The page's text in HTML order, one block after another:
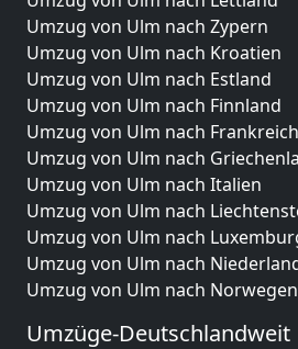
Umzug von Ulm nach Zypern
Umzug von Ulm nach Kroatien
Umzug von Ulm nach Estland
Umzug von Ulm nach Finnland
Umzug von Ulm nach Frankreich
Umzug von Ulm nach
Umzug von Ulm nach Italien
Umzug von Ulm nach
Umzug von Ulm nach
Umzug von Ulm nach
Umzug von Ulm nach Norwegen
Umzüge-Deutschlandweit